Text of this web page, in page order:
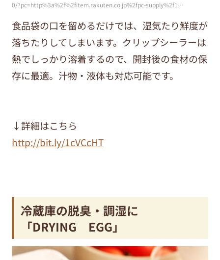
0/?pc=http%3a%2f%2fitem.rakuten.co.jp%2fpc-supply%2f1…
食品袋の口を留めるだけでは、湿気たり鮮度が
落ちたりしてしまいます。クリップシーラーは
熱でしっかり溶着するので、開封後の食材の保
存に最適。汁物・液体も対応可能です。
↓詳細はこちら
http://bit.ly/1cVCcHT
冷蔵庫の脱臭・調湿に
「DRYING EGG」